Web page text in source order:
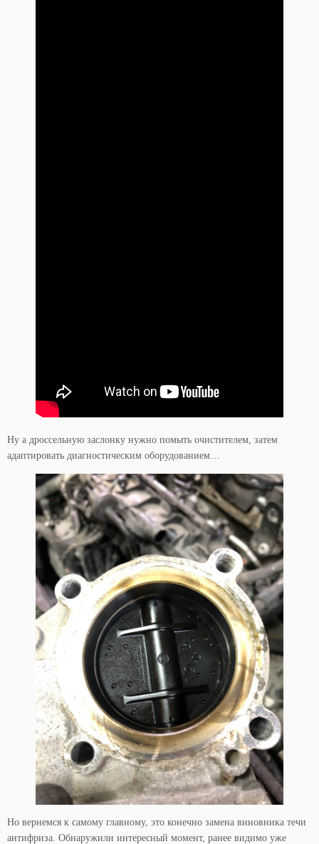
Ну а дроссельную заслонку нужно помыть очистителем, затем
адаптировать диагностическим оборудованием…
Но вернемся к самому главному, это конечно замена виновника течи
антифриза. Обнаружили интересный момент, ранее видимо уже